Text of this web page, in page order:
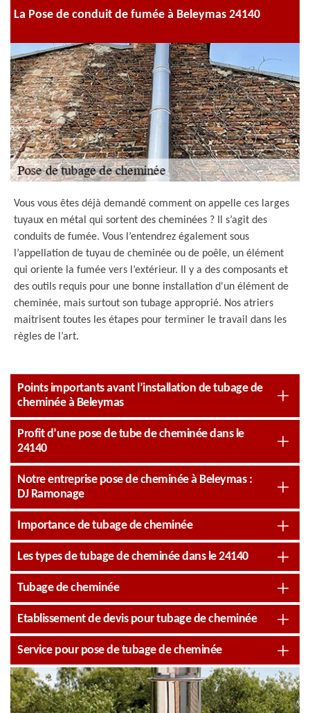
La Pose de conduit de fumée à Beleymas 24140
Vous vous êtes déjà demandé comment on appelle ces larges
tuyaux en métal qui sortent des cheminées ? Il s’agit des
conduits de fumée. Vous l’entendrez également sous
l’appellation de tuyau de cheminée ou de poêle, un élément
qui oriente la fumée vers l’extérieur. Il y a des composants et
des outils requis pour une bonne installation d'un élément de
cheminée, mais surtout son tubage approprié. Nos atriers
maitrisent toutes les étapes pour terminer le travail dans les
règles de l’art.
Points importants avant l’installation de tubage de
cheminée à Beleymas
Profit d’une pose de tube de cheminée dans le
24140
Notre entreprise pose de cheminée à Beleymas :
DJ Ramonage
Importance de tubage de cheminée
Les types de tubage de cheminée dans le 24140
Tubage de cheminée
Etablissement de devis pour tubage de cheminée
Service pour pose de tubage de cheminée